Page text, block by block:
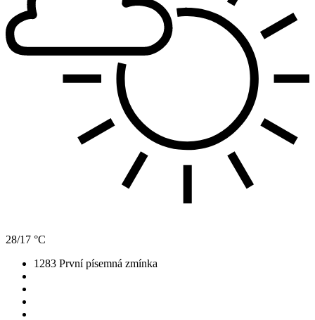
28/17 °C
1283 První písemná zmínka